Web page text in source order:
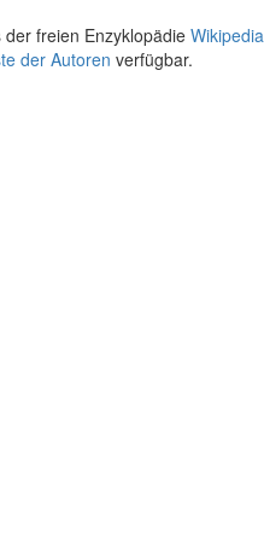
der freien EnzyklopädieWikipedia
der Autoren verfügbar.